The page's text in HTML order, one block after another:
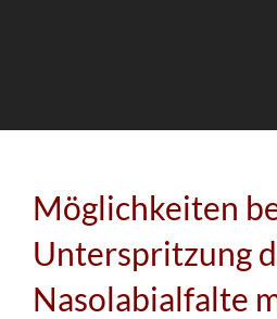
Möglichkeiten
Unterspritzung
Nasolabialfalte